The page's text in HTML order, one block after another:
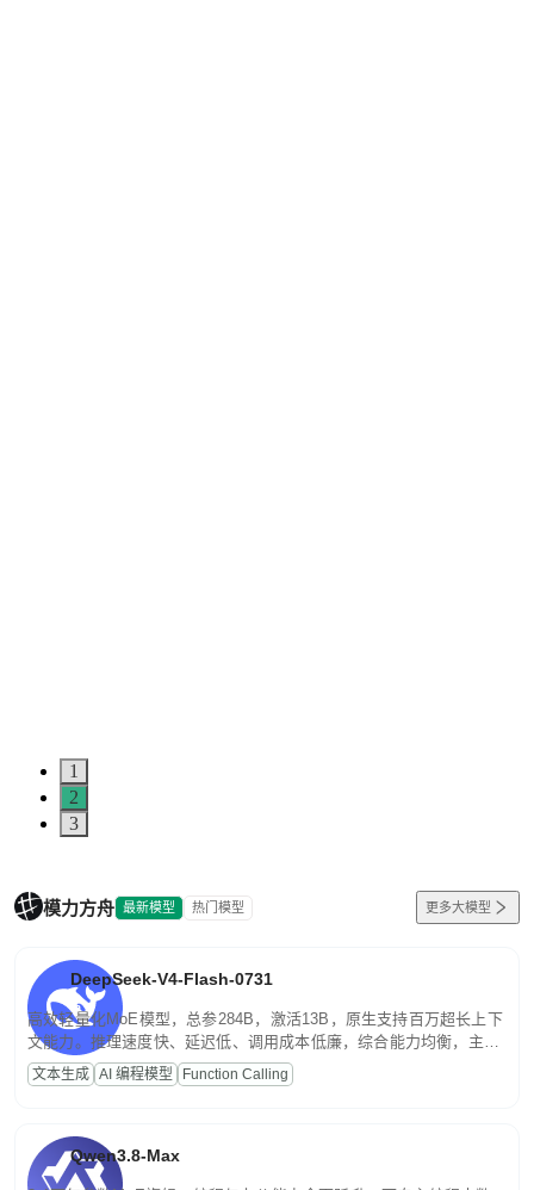
1
2
3
模力方舟 最新模型 热门模型 更多大模型
DeepSeek-V4-Flash-0731
高效轻量化MoE模型，总参284B，激活13B，原生支持百万超长上下
文能力。推理速度快、延迟低、调用成本低廉，综合能力均衡，主打
高并发、轻量化任务，适合日常对话、内容创作、基础 RAG、批量
文案处理等普惠刚需场景。
文本生成 AI 编程模型 Function Calling
Qwen3.8-Max